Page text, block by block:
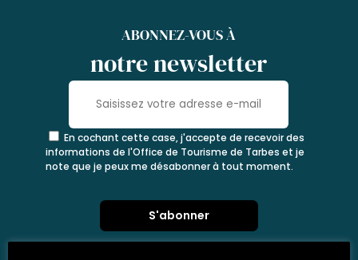
ABONNEZ-VOUS À
notre newsletter
En cochant cette case, j'accepte de recevoir des
informations de l'Office de Tourisme de Tarbes et je
note que je peux me désabonner à tout moment.